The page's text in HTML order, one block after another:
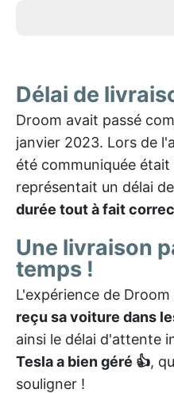
Délai de
Droom avait passé
janvier 2023. Lors de
été communiquée était
représentait un délai
durée tout à fait
Une livraison
temps !
L'expérience de
reçu sa voiture dans
ainsi le délai d'attente
Tesla a bien géré 👍,
souligner !